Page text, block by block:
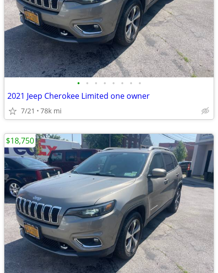
• • • • • • • •
2021 Jeep Cherokee Limited one owner
7/21 78k mi
$18,750